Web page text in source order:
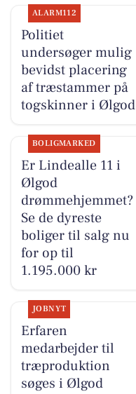
ALARM112
Politiet
undersøger mulig
bevidst placering
af træstammer på
togskinner i Ølgod
BOLIGMARKED
Er Lindealle 11 i
Ølgod
drømmehjemmet?
Se de dyreste
boliger til salg nu
for op til
1.195.000 kr
JOBNYT
Erfaren
medarbejder til
træproduktion
søges i Ølgod